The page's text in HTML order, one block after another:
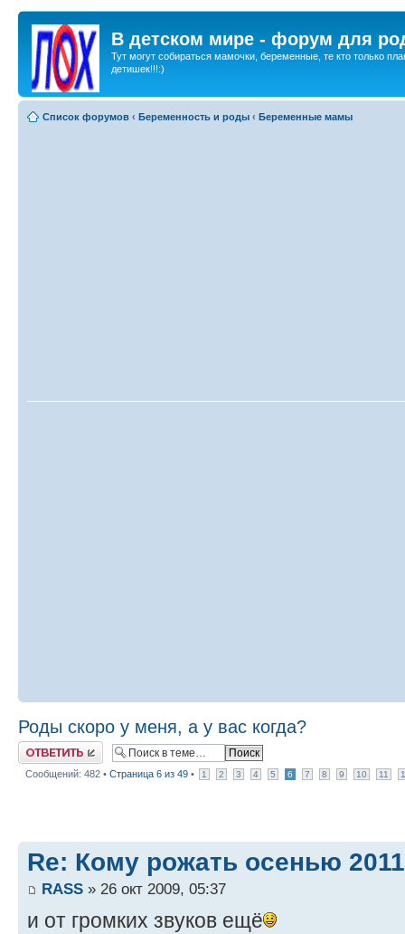
В детском мире - форум для
Тут могут собираться мамочки, беременные, те кто только
детишек!!!:)
Список форумов ‹ Беременность и роды ‹ Беременные мамы
Роды скоро у меня, а у вас когда?
Ответить
Сообщений: 482 • Страница 6 из 49 • 1 2 3 4 5 6 7 8 9 10 11
Re: Кому рожать осенью
RASS » 26 окт 2009, 05:37
и от громких звуков ещё